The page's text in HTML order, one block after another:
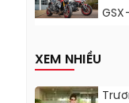
XEM NHIỀU